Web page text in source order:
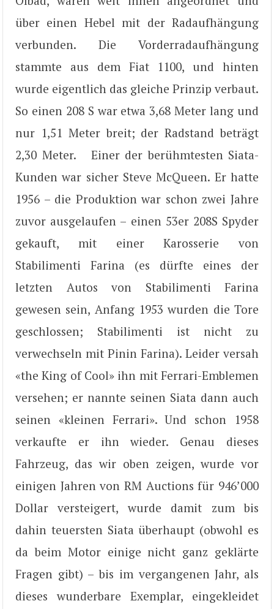
über einen Hebel mit der Radaufhängung
verbunden. Die Vorderradaufhängung
stammte aus dem Fiat 1100, und hinten
wurde eigentlich das gleiche Prinzip verbaut.
So einen 208 S war etwa 3,68 Meter lang und
nur 1,51 Meter breit; der Radstand beträgt
2,30 Meter. Einer der berühmtesten Siata-
Kunden war sicher Steve McQueen. Er hatte
1956 – die Produktion war schon zwei Jahre
zuvor ausgelaufen – einen 53er 208S Spyder
gekauft, mit einer Karosserie von
Stabilimenti Farina (es dürfte eines der
letzten Autos von Stabilimenti Farina
gewesen sein, Anfang 1953 wurden die Tore
geschlossen; Stabilimenti ist nicht zu
verwechseln mit Pinin Farina). Leider versah
«the King of Cool» ihn mit Ferrari-Emblemen
versehen; er nannte seinen Siata dann auch
seinen «kleinen Ferrari». Und schon 1958
verkaufte er ihn wieder. Genau dieses
Fahrzeug, das wir oben zeigen, wurde vor
einigen Jahren von RM Auctions für 946’000
Dollar versteigert, wurde damit zum bis
dahin teuersten Siata überhaupt (obwohl es
da beim Motor einige nicht ganz geklärte
Fragen gibt) – bis im vergangenen Jahr, als
dieses wunderbare Exemplar, eingekleidet